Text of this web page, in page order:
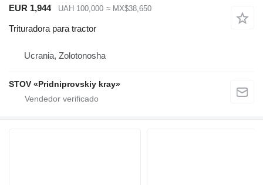
EUR 1,944
UAH 100,000 ≈ MX$38,650
Trituradora para tractor
Ucrania, Zolotonosha
STOV «Pridniprovskiy kray»